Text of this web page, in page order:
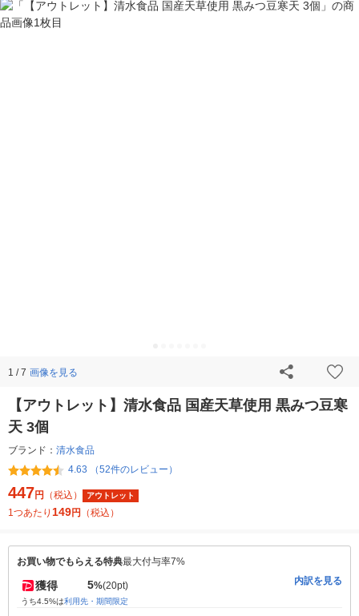
1 / 7 画像を見る
【アウトレット】清水食品 国産天草使用 黒みつ豆寒
天 3個
ブランド： 清水食品
4.63 （52件のレビュー）
447円 （税込） アウトレット
1つあたり 149円 （税込）
お買い物でもらえる特典最大付与率7%
獲得 5%(20pt)
うち4.5%は利用先・期間限定
内訳を見る